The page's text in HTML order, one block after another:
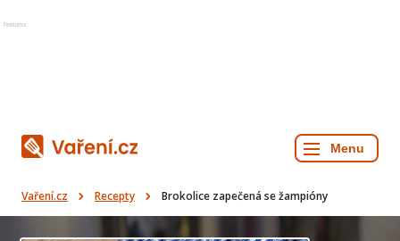
Reklama
Vaření.cz Recepty Brokolice zapečená se žampióny